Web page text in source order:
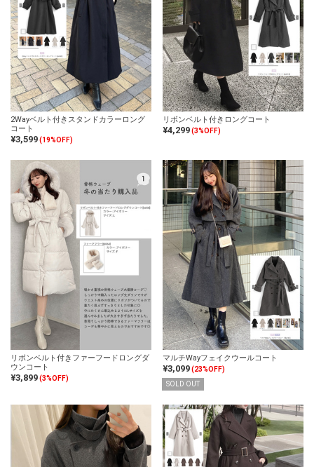
2Wayベルト付きスタンドカラーロング
コート
¥3,599(19%OFF)
リボンベルト付きロングコート
¥4,299(3%OFF)
リボンベルト付きファーフードロングダ
ウンコート
¥3,899(3%OFF)
マルチWayフェイクウールコート
¥3,099(23%OFF)
SOLD OUT